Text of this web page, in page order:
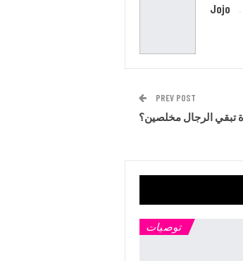
Jojo
PREV POST
تبقي الرجال مخلصين؟
توصيات